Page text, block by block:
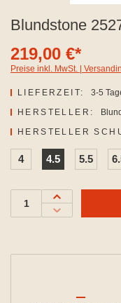
Blundstone
219,00 €*
Preise inkl. MwSt. |
LIEFERZEIT:
3-5
HERSTELLER:
HERSTELLER
4 4.5 5.5